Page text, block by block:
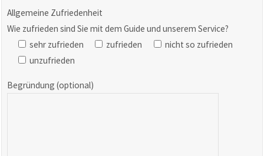
Allgemeine Zufriedenheit
Wie zufrieden sind Sie mit dem Guide und unserem Service?
sehr zufrieden
zufrieden
nicht so zufrieden
unzufrieden
Begründung (optional)